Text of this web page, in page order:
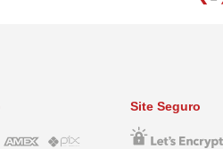
Site Seguro